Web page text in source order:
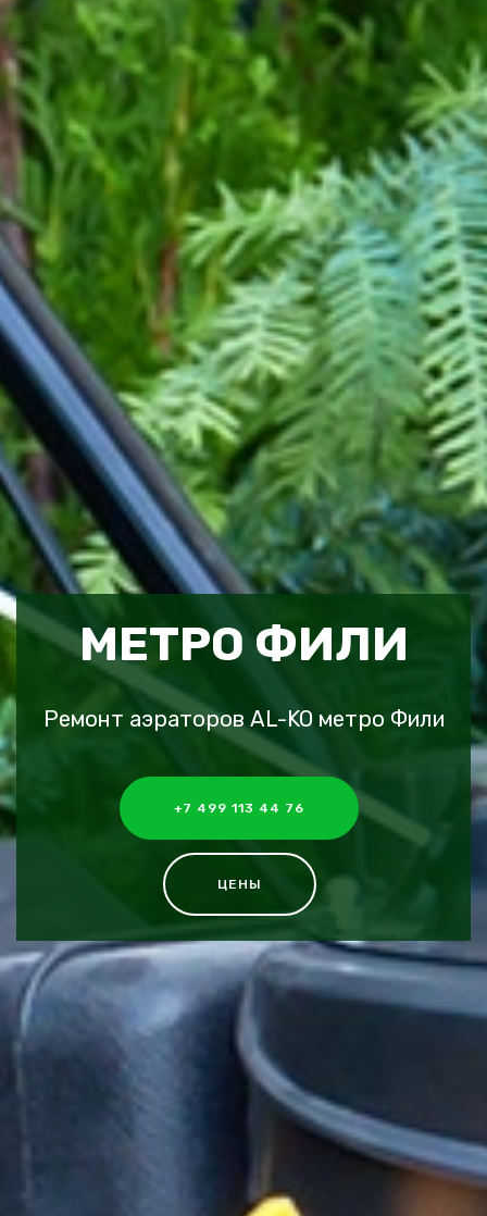
МЕТРО ФИЛИ
Ремонт аэраторов AL-KO метро Фили
+7 499 113 44 76
ЦЕНЫ